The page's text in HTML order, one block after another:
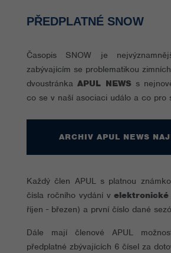
PŘEDPLATNÉ SNOW
Časopis SNOW je
zabývajícím se problematikou
dvoustránkaAPUL NEWS s
co se v naší asociaci událo a co pro
ARCHIV APUL NEWS
Každý člen APUL s platnou
čísla ročního vydání velektronické
říjen - březen) a první číslo dané
Dále mají členové APUL
předplatné zbývajících 6 čísel za